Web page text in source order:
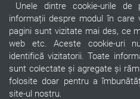
Unele dintre cookie-urile de
informații despre modul în care
pagini sunt vizitate mai des, ce
web etc. Aceste cookie-uri
identifică vizitatorii. Toate
sunt colectate și agregate și
folosite doar pentru a
site-ul nostru.